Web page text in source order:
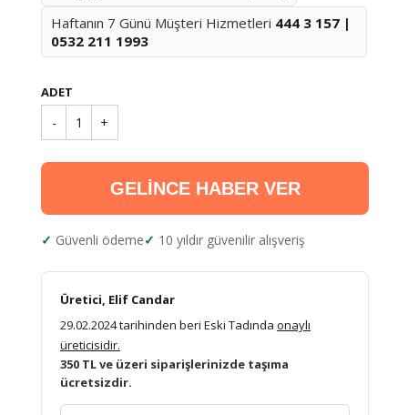
Haftanın 7 Günü Müşteri Hizmetleri 444 3 157 |
0532 211 1993
ADET
- 1 +
GELİNCE HABER VER
Güvenli ödeme 10 yıldır güvenilir alışveriş
Üretici, Elif Candar
29.02.2024 tarihinden beri Eski Tadında onaylı
üreticisidir.
350 TL ve üzeri siparişlerinizde taşıma
ücretsizdir.